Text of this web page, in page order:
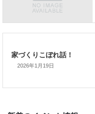
「家づくりを通じて、
ご家族が幸せになるお手
2026年1月19日